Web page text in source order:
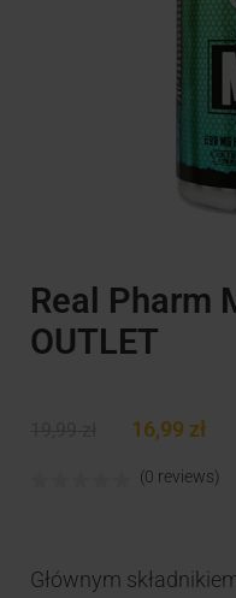
Real Pharm
OUTLET
16,99 zł
(0 reviews)
Głównym